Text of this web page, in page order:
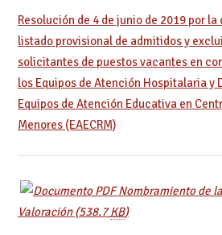
Resolución de 4 de junio de 2019 por
listado provisional de admitidos y
solicitantes de puestos vacantes en
los Equipos de Atención Hospitalaria y
Equipos de Atención Educativa en
Menores (EAECRM)
Nombramiento de
Valoración(538.7KB)